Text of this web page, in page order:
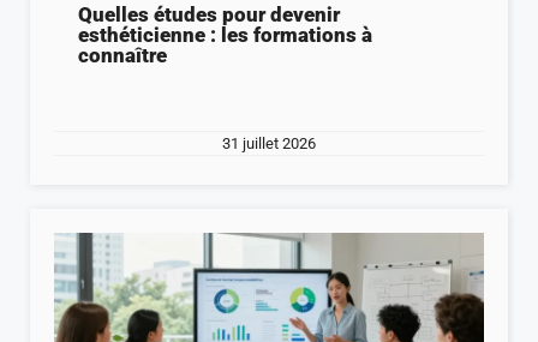
Quelles études pour devenir
esthéticienne : les formations à
connaître
31 juillet 2026